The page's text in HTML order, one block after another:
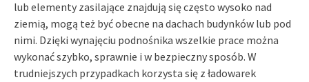
lub elementy zasilające znajdują się często wysoko nad
ziemią, mogą też być obecne na dachach budynków lub pod
nimi. Dzięki wynajęciu podnośnika wszelkie prace można
wykonać szybko, sprawnie i w bezpieczny sposób. W
trudniejszych przypadkach korzysta się z ładowarek